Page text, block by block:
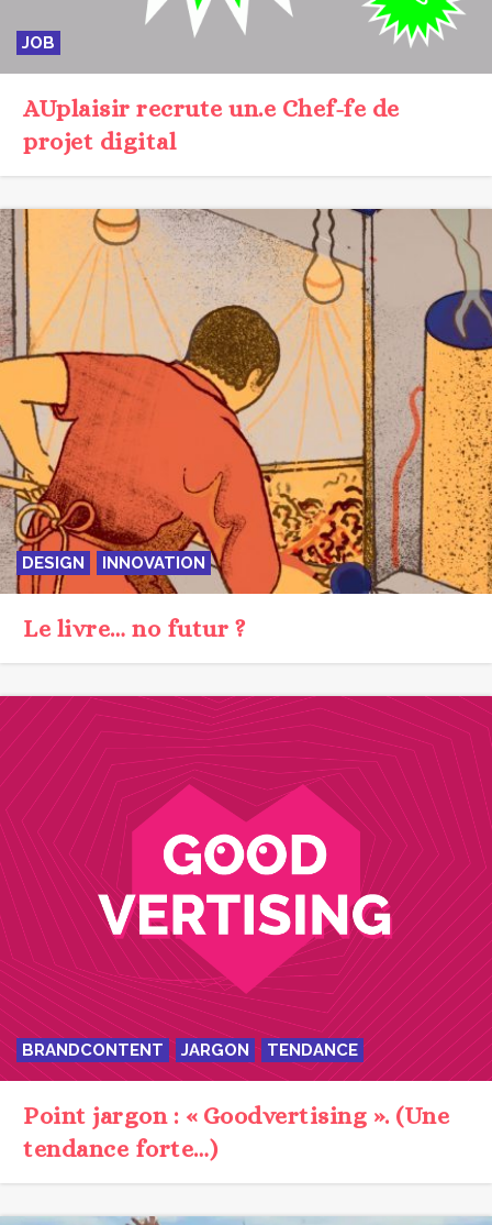
JOB
AUplaisir recrute un.e Chef-fe de
projet digital
DESIGN INNOVATION
Le livre… no futur ?
BRANDCONTENT JARGON TENDANCE
Point jargon : « Goodvertising ». (Une
tendance forte…)